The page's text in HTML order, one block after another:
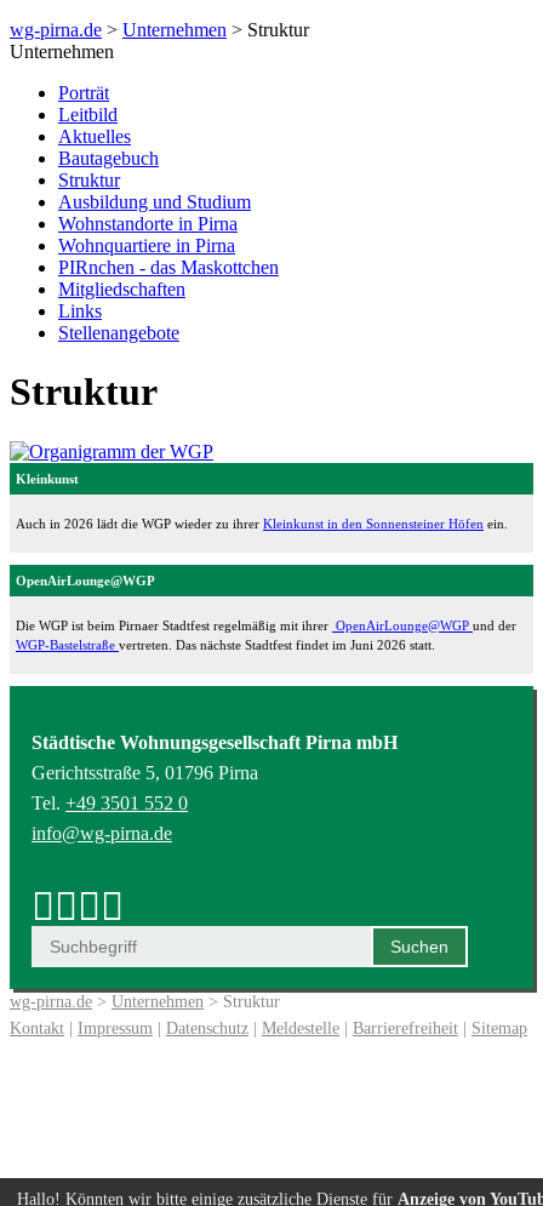
wg-pirna.de > Unternehmen > Struktur
Unternehmen
Porträt
Leitbild
Aktuelles
Bautagebuch
Struktur
Ausbildung und Studium
Wohnstandorte in Pirna
Wohnquartiere in Pirna
PIRnchen - das Maskottchen
Mitgliedschaften
Links
Stellenangebote
Struktur
Kleinkunst
Auch in 2026 lädt die WGP wieder zu ihrer Kleinkunst in den Sonnensteiner Höfen ein.
OpenAirLounge@WGP
Die WGP ist beim Pirnaer Stadtfest regelmäßig mit ihrer OpenAirLounge@WGP und der
WGP-Bastelstraße vertreten. Das nächste Stadtfest findet im Juni 2026 statt.
Städtische Wohnungsgesellschaft Pirna mbH
Gerichtsstraße 5, 01796 Pirna
Tel. +49 3501 552 0
info@wg-pirna.de
wg-pirna.de > Unternehmen > Struktur
Kontakt | Impressum | Datenschutz | Meldestelle | Barrierefreiheit | Sitemap
Hallo! Könnten wir bitte einige zusätzliche Dienste für Anzeige von